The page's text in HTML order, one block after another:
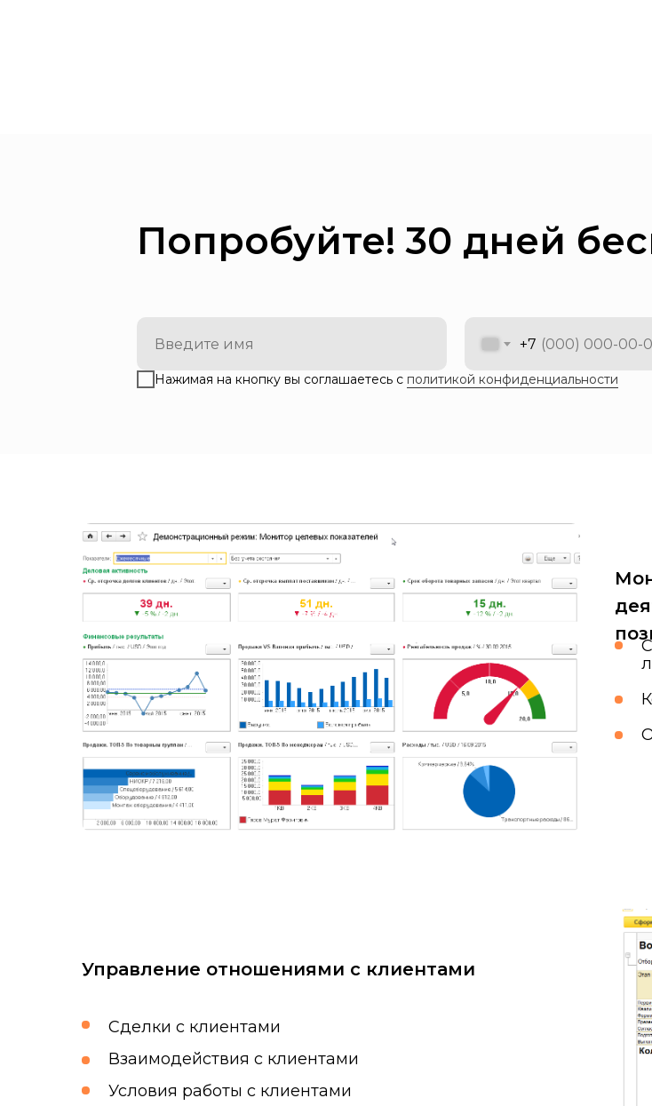
Попробуйте! 30 дней
+7
Нажимая на кнопку вы соглашаетесь с политикой конфиденциальности
Сделки с клиентами
Взаимодействия с клиентами
Условия работы с клиентами
Управление отношениями с клиентами